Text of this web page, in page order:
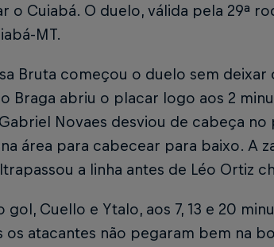
o Cuiabá. O duelo, válida pela 29ª
MT.
Bruta começou o duelo sem
o Braga abriu o placar logo aos 2
Novaes desviou de cabeça
área para cabecear para baixo. A
a linha antes de Léo Ortiz
gol, Cuello e Ytalo, aos 7, 13 e 20
os atacantes não pegaram bem na